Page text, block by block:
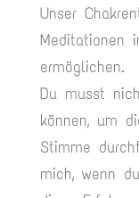
Unser
Meditationen
ermöglichen.
Du musst
können, um
Stimme
mich, wenn